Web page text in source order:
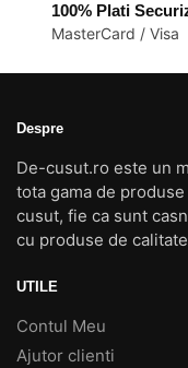
100% Plati
MasterCard / Visa
Despre
De-cusut.ro este un
tota gama de
cusut, fie ca sunt
cu produse de
UTILE
Contul Meu
Ajutor clienti